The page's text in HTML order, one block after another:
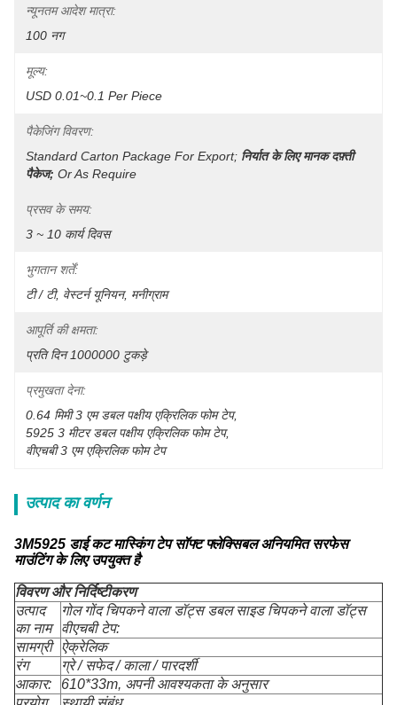
न्यूनतम आदेश मात्रा:
100 नग
मूल्य:
USD 0.01~0.1 Per Piece
पैकेजिंग विवरण:
Standard Carton Package For Export; निर्यात के लिए मानक दफ़्ती
पैकेज; Or As Require
प्रसव के समय:
3 ~ 10 कार्य दिवस
भुगतान शर्तें:
टी / टी, वेस्टर्न यूनियन, मनीग्राम
आपूर्ति की क्षमता:
प्रति दिन 1000000 टुकड़े
प्रमुखता देना:
0.64 मिमी 3 एम डबल पक्षीय एक्रिलिक फोम टेप,
5925 3 मीटर डबल पक्षीय एक्रिलिक फोम टेप,
वीएचबी 3 एम एक्रिलिक फोम टेप
उत्पाद का वर्णन
3M5925 डाई कट मास्किंग टेप सॉफ्ट फ्लेक्सिबल अनियमित सरफेस
माउंटिंग के लिए उपयुक्त है
विवरण और निर्दिष्टीकरण
उत्पाद
का नाम
गोल गोंद चिपकने वाला डॉट्स डबल साइड चिपकने वाला डॉट्स
वीएचबी टेप:
सामग्री
ऐक्रेलिक
रंग
ग्रे / सफेद / काला / पारदर्शी
आकार:
610*33m, अपनी आवश्यकता के अनुसार